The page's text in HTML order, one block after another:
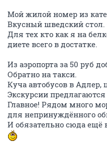
Мой жилой номер из
Вкусный шведский стол.
Для тех кто как я на
диете всего в достатке.
Из аэропорта за 50 руб
Обратно на такси.
Куча автобусов в Адлер,
Экскурсии
Главное! Рядом много
для непринуждённого
И обязательно сюда ещё